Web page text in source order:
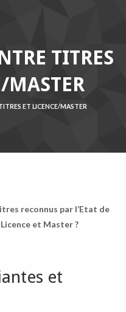
TITRES
MASTER
ET LICENCE/MASTER
reconnus par l’Etat de
et Master ?
et